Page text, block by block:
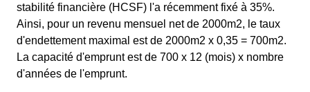
stabilité financière (HCSF) l'a récemment fixé à 35%.
Ainsi, pour un revenu mensuel net de 2000m2, le taux
d'endettement maximal est de 2000m2 x 0,35 = 700m2.
La capacité d'emprunt est de 700 x 12 (mois) x nombre
d'années de l'emprunt.